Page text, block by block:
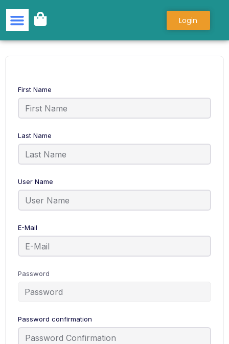
Login
First Name
Last Name
User Name
E-Mail
Password
Password confirmation